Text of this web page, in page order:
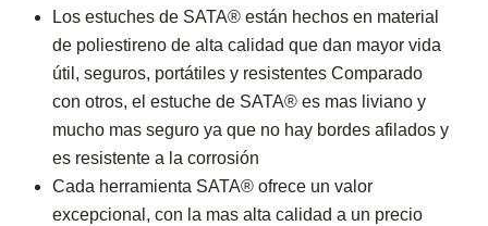
Los estuches de SATA® están hechos en material
de poliestireno de alta calidad que dan mayor vida
útil, seguros, portátiles y resistentes Comparado
con otros, el estuche de SATA® es mas liviano y
mucho mas seguro ya que no hay bordes afilados y
es resistente a la corrosión
Cada herramienta SATA® ofrece un valor
excepcional, con la mas alta calidad a un precio